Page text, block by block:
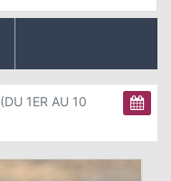
(DU 1ER AU 10